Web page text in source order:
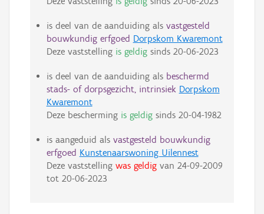
is deel van de aanduiding als vastgesteld
bouwkundig erfgoed Dorpskom Kwaremont
Deze vaststelling is geldigsinds 20-06-2023
is deel van de aanduiding als beschermd
stads- of dorpsgezicht, intrinsiek Dorpskom
Kwaremont
Deze bescherming is geldigsinds 20-04-1982
is aangeduid als vastgesteld bouwkundig
erfgoed Kunstenaarswoning Uilennest
Deze vaststelling was geldigvan 24-09-2009
tot 20-06-2023